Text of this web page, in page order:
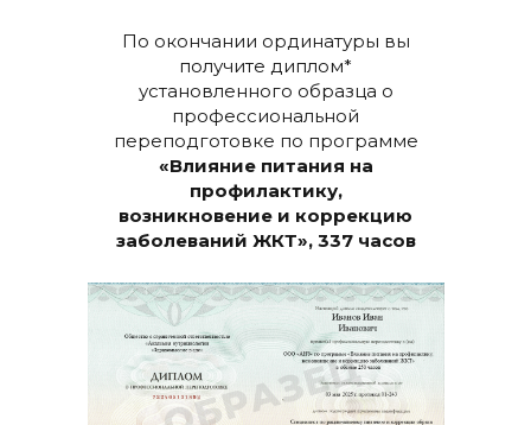
По окончании ординатуры вы
получите диплом*
установленного образца о
профессиональной
переподготовке по программе
«Влияние питания на
профилактику,
возникновение и коррекцию
заболеваний ЖКТ», 337 часов